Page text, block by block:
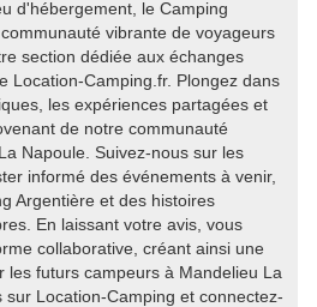
d'hébergement, le Camping
vibrante de voyageurs
section dédiée aux échanges
Location-Camping.fr. Plongez dans
les expériences partagées et
de notre communauté
Napoule. Suivez-nous sur les
informé des événements à venir,
Argentière et des histoires
En laissant votre avis, vous
collaborative, créant ainsi une
les futurs campeurs à Mandelieu La
sur Location-Camping et connectez-